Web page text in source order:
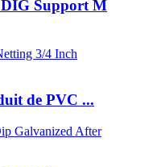
Support M
de PVC ...